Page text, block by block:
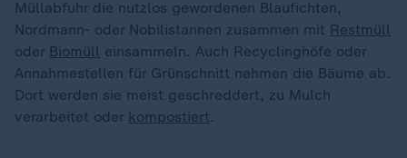
Müllabfuhr die nutzlos gewordenen Blaufichten,
Nordmann- oder Nobilistannen zusammen mit Restmüll
oder Biomüll einsammeln. Auch Recyclinghöfe oder
Annahmestellen für Grünschnitt nehmen die Bäume ab.
Dort werden sie meist geschreddert, zu Mulch
verarbeitet oder kompostiert.